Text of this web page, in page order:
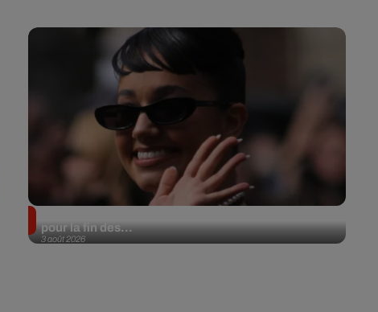
3 août 2026
pour la fin des...